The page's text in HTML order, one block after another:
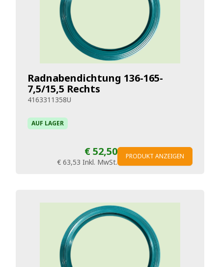
Radnabendichtung 136-165-
7,5/15,5 Rechts
4163311358U
AUF LAGER
€ 52,50
€ 63,53 Inkl. MwSt.
PRODUKT ANZEIGEN